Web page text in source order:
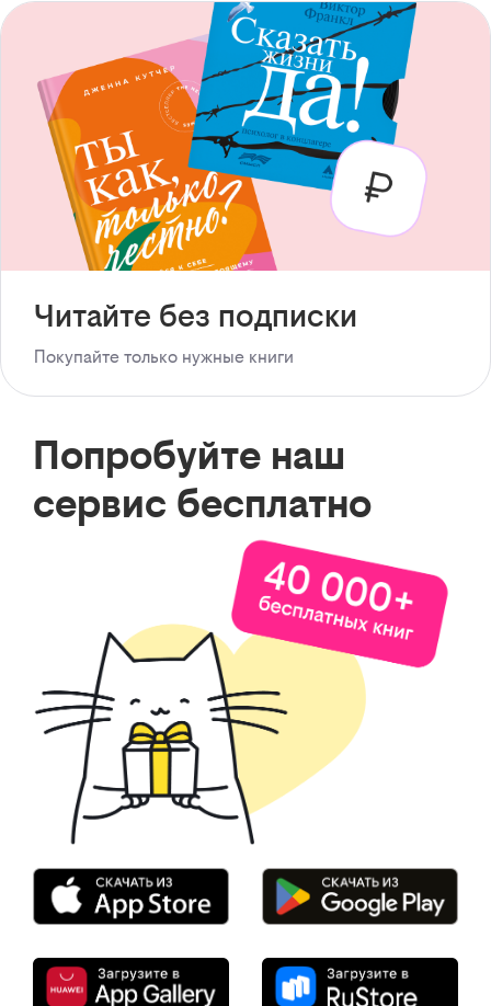
Читайте без подписки
Покупайте только нужные книги
Попробуйте наш
сервис бесплатно